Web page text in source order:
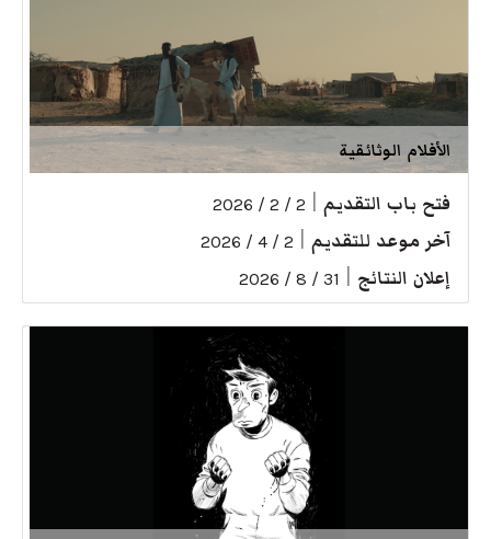
الأفلام الوثائقية
فتح باب التقديم 2 / 2 / 2026
آخر موعد للتقديم 2 / 4 / 2026
إعلان النتائج 31 / 8 / 2026